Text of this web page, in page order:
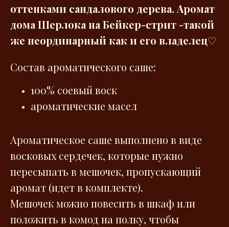
оттенками сандалового дерева. Аромат
дома Шерлока на Бейкер-стрит -такой
же неординарный как и его владелец♡
Состав ароматического саше:
100% соевый воск
ароматические масел
Ароматическое саше выполнено в виде
восковых сердечек, которые нужно
пересыпать в мешочек, пропускающий
аромат (идет в комплекте).
Мешочек можно повесить в шкаф или
положить в комод на полку, чтобы